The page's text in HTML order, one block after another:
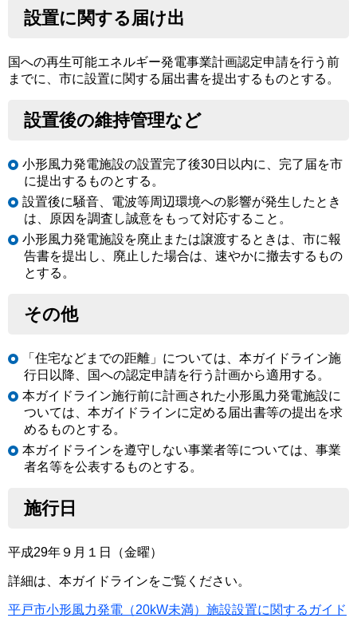
設置に関する届け出
国への再生可能エネルギー発電事業計画認定申請を行う前
までに、市に設置に関する届出書を提出するものとする。
設置後の維持管理など
小形風力発電施設の設置完了後30日以内に、完了届を市
に提出するものとする。
設置後に騒音、電波等周辺環境への影響が発生したとき
は、原因を調査し誠意をもって対応すること。
小形風力発電施設を廃止または譲渡するときは、市に報
告書を提出し、廃止した場合は、速やかに撤去するもの
とする。
その他
「住宅などまでの距離」については、本ガイドライン施
行日以降、国への認定申請を行う計画から適用する。
本ガイドライン施行前に計画された小形風力発電施設に
ついては、本ガイドラインに定める届出書等の提出を求
めるものとする。
本ガイドラインを遵守しない事業者等については、事業
者名等を公表するものとする。
施行日
平成29年９月１日（金曜）
詳細は、本ガイドラインをご覧ください。
平戸市小形風力発電（20kW未満）施設設置に関するガイド